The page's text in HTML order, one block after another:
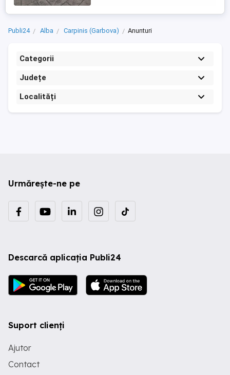
Publi24 Alba Carpinis (Garbova) Anunturi
Categorii
Județe
Localități
Urmărește-ne pe
Descarcă aplicația Publi24
Suport clienți
Ajutor
Contact